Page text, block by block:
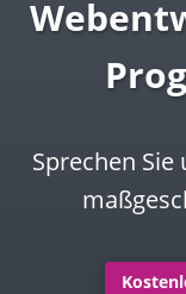
Sprechen